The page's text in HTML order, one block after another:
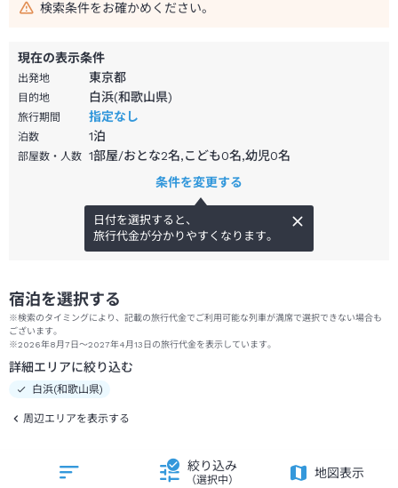
検索条件をお確かめください。
現在の表示条件
出発地 東京都
目的地 白浜(和歌山県)
旅行期間 指定なし
泊数 1泊
部屋数・人数 1部屋/おとな2名,こども0名,幼児0名
条件を変更する
日付を選択すると、
旅行代金が分かりやすくなります。
宿泊を選択する
※検索のタイミングにより、記載の旅行代金でご利用可能な列車が満席で選択できない場合も
ございます。
※2026年8月7日～2027年4月13日の旅行代金を表示しています。
詳細エリアに絞り込む
白浜(和歌山県)
周辺エリアを表示する
絞り込み
（選択中）
地図表示